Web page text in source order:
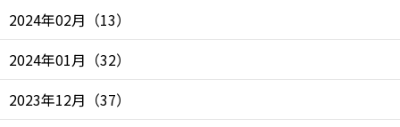
2024年02月 （13）
2024年01月 （32）
2023年12月 （37）